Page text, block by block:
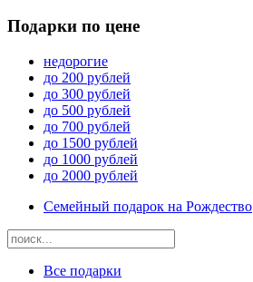
Подарки по цене
недорогие
до 200 рублей
до 300 рублей
до 500 рублей
до 700 рублей
до 1500 рублей
до 1000 рублей
до 2000 рублей
Семейный подарок на Рождество
Все подарки